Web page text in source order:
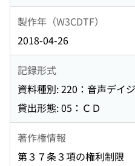
製作年（W3CDTF）
2018-04-26
記録形式
資料種別: 220：音声デイ
貸出形態: 05：ＣＤ
著作権情報
第３７条３項の権利制限